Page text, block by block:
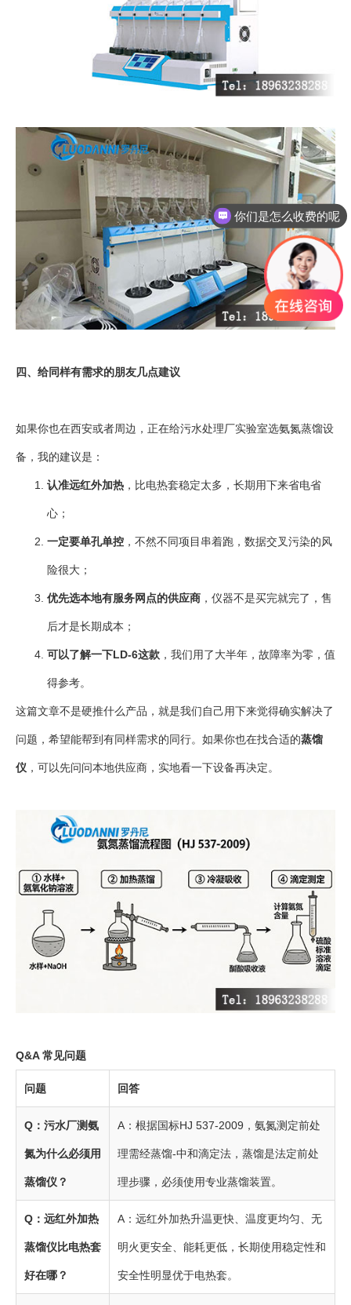
四、给同样有需求的朋友几点建议
如果你也在西安或者周边，正在给污水处理厂实验室选氨氮蒸馏设
备，我的建议是：
认准远红外加热 ，比电热套稳定太多，长期用下来省电省
心；
一定要单孔单控 ，不然不同项目串着跑，数据交叉污染的风
险很大；
优先选本地有服务网点的供应商 ，仪器不是买完就完了，售
后才是长期成本；
可以了解一下LD-6这款 ，我们用了大半年，故障率为零，值
得参考。
这篇文章不是硬推什么产品，就是我们自己用下来觉得确实解决了
问题，希望能帮到有同样需求的同行。如果你也在找合适的蒸馏
仪 ，可以先问问本地供应商，实地看一下设备再决定。
Q&A 常见问题
问题 回答
Q：污水厂测氨
氮为什么必须用
蒸馏仪？
A：根据国标HJ 537-2009，氨氮测定前处
理需经蒸馏-中和滴定法，蒸馏是法定前处
理步骤，必须使用专业蒸馏装置。
Q：远红外加热
蒸馏仪比电热套
好在哪？
A：远红外加热升温更快、温度更均匀、无
明火更安全、能耗更低，长期使用稳定性和
安全性明显优于电热套。
你们是怎么收费的呢